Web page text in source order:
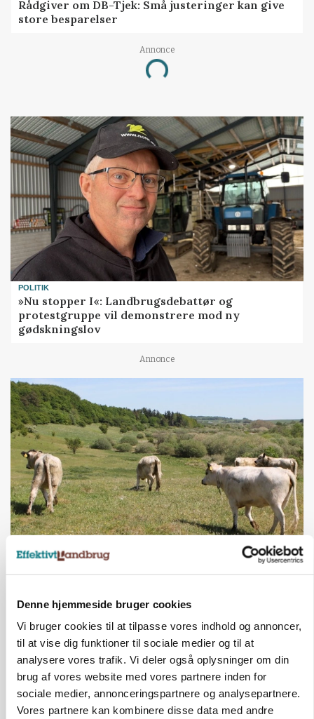
Denne hjemmeside bruger cookies
Vi bruger cookies til at tilpasse vores indhold og annoncer,
til at vise dig funktioner til sociale medier og til at
analysere vores trafik. Vi deler også oplysninger om din
brug af vores website med vores partnere inden for
sociale medier, annonceringspartnere og analysepartnere.
Vores partnere kan kombinere disse data med andre
Rådgiver om DB-Tjek: Små justeringer kan give
store besparelser
Annonce
Loading...
POLITIK
»Nu stopper I«: Landbrugsdebattør og
protestgruppe vil demonstrere mod ny
gødskningslov
Annonce
KVÆG
Snart kan man søge tilskud til naturprojekter
PLANTER
Før såmaskinen kører: Her er efterårets største
skadedyrsrisici
Annonce
Loading...